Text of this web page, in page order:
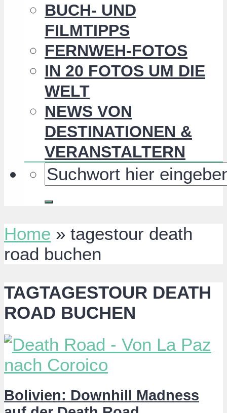
BUCH- UND
FILMTIPPS
FERNWEH-FOTOS
IN 20 FOTOS UM DIE
WELT
NEWS VON
DESTINATIONEN &
VERANSTALTERN
Home » tagestour death
road buchen
TAGTAGESTOUR DEATH
ROAD BUCHEN
Bolivien: Downhill Madness